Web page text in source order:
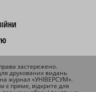
застережено.
друкованих видань
журнал «УНІВЕРСУМ».
є пряме, відкрите для